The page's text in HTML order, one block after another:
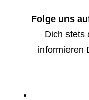
Folge uns
Dich stets
informieren